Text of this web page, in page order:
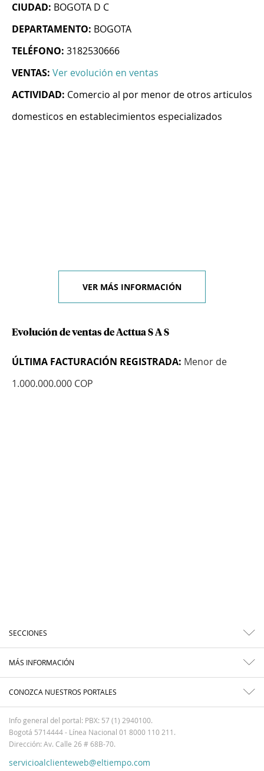
CIUDAD: BOGOTA D C
DEPARTAMENTO: BOGOTA
TELÉFONO: 3182530666
VENTAS: Ver evolución en ventas
ACTIVIDAD: Comercio al por menor de otros articulos
domesticos en establecimientos especializados
VER MÁS INFORMACIÓN
Evolución de ventas de Acttua S A S
ÚLTIMA FACTURACIÓN REGISTRADA: Menor de
1.000.000.000 COP
SECCIONES
MÁS INFORMACIÓN
CONOZCA NUESTROS PORTALES
Info general del portal: PBX: 57 (1) 2940100.
Bogotá 5714444 - Línea Nacional 01 8000 110 211.
Dirección: Av. Calle 26 # 68B-70.
servicioalclienteweb@eltiempo.com